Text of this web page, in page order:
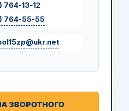
764-13-12
764-55-55
ЗВОРОТНОГО